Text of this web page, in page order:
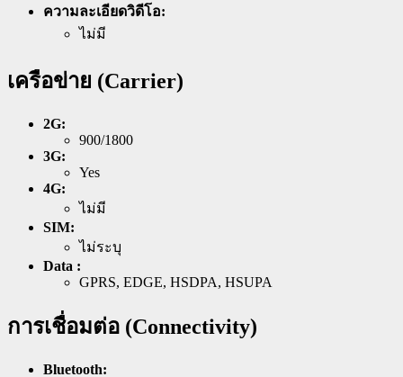
ความละเอียดวิดีโอ:
ไม่มี
เครือข่าย (Carrier)
2G:
900/1800
3G:
Yes
4G:
ไม่มี
SIM:
ไม่ระบุ
Data :
GPRS, EDGE, HSDPA, HSUPA
การเชื่อมต่อ (Connectivity)
Bluetooth: